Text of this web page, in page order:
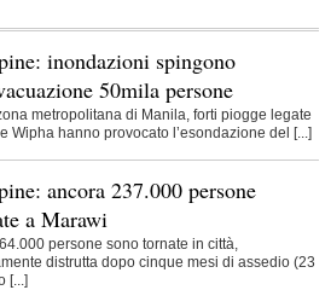
inondazioni spingono
50mila persone
metropolitana di Manila, forti piogge legate
Wipha hanno provocato l’esondazione del [...]
ancora 237.000 persone
a Marawi
persone sono tornate in città,
distrutta dopo cinque mesi di assedio (23
[...]